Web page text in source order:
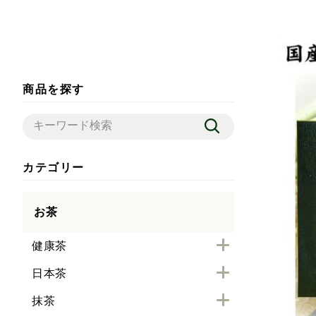
商品を探す
カテゴリー
お茶
健康茶
日本茶
抹茶